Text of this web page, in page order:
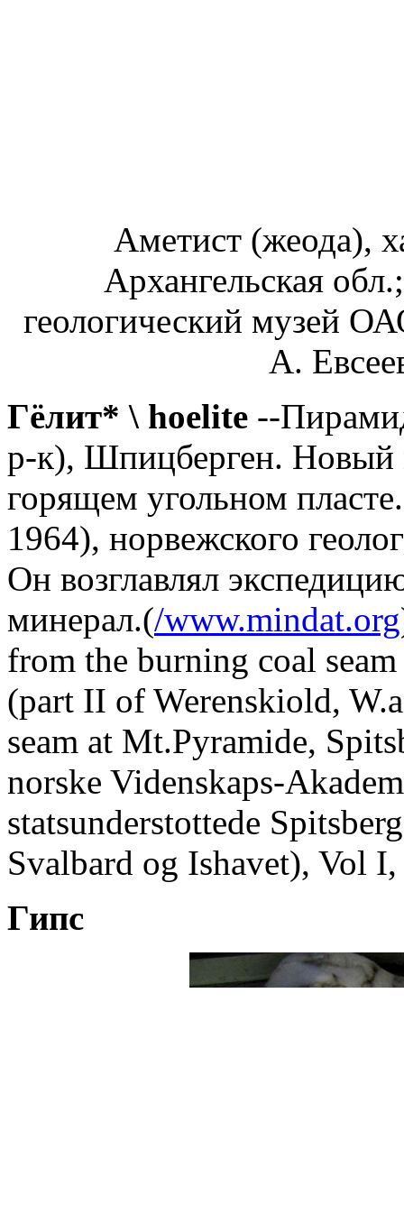
Аметист (жеода),
Архангельская
геологический музей
А.
Гёлит* \ hoelite --
р-к), Шпицберген. Новый
горящем угольном
1964), норвежского
Он возглавлял
минерал.(/www.mindat.org
from the burning coal
(part II of Werenskiold,
seam at Mt.Pyramide,
norske Videnskaps-
statsunderstottede
Svalbard og Ishavet), Vol
Гипс